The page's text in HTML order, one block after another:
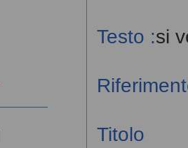
Testo :si
Titolo